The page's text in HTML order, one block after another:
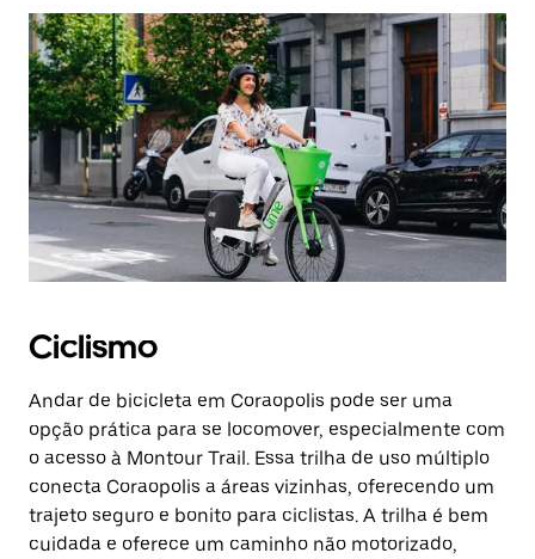
Ciclismo
Andar de bicicleta em Coraopolis pode ser uma
opção prática para se locomover, especialmente com
o acesso à Montour Trail. Essa trilha de uso múltiplo
conecta Coraopolis a áreas vizinhas, oferecendo um
trajeto seguro e bonito para ciclistas. A trilha é bem
cuidada e oferece um caminho não motorizado,